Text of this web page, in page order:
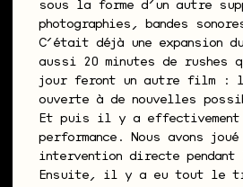
sous la forme d’un autre
photographies, bandes
C’était déjà une
aussi 20 minutes de rushes
jour feront un autre film :
ouverte à de nouvelles
Et puis il y a effectivement
performance. Nous avons joué
intervention directe
Ensuite, il y a eu tout le